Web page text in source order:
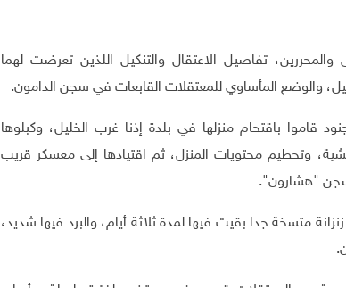
الأسرى والمحررين، تفاصيل الاعتقال والتنكيل اللذين تعرضت لهما
قاموا باقتحام منزلها في بلدة إذنا غرب الخليل، وكبلوها
وتحطيم محتويات المنزل، ثم اقتيادها إلى معسكر قريب
سجن "هشارون".
متسخة جدا بقيت فيها لمدة ثلاثة أيام، والبرد فيها شديد،